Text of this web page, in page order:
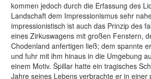
kommen jedoch durch die Erfassung des
Landschaft dem Impressionismus sehr
impressionistisch ist auch das Prinzip des
eines Zirkuswagens mit großen Fenstern,
Chodenland anfertigen ließ; dem spannte
und fuhr mit ihm hinaus in die Umgebung
einem Motiv. Špillar hatte ein tragisches
Jahre seines Lebens verbrachte er in einer